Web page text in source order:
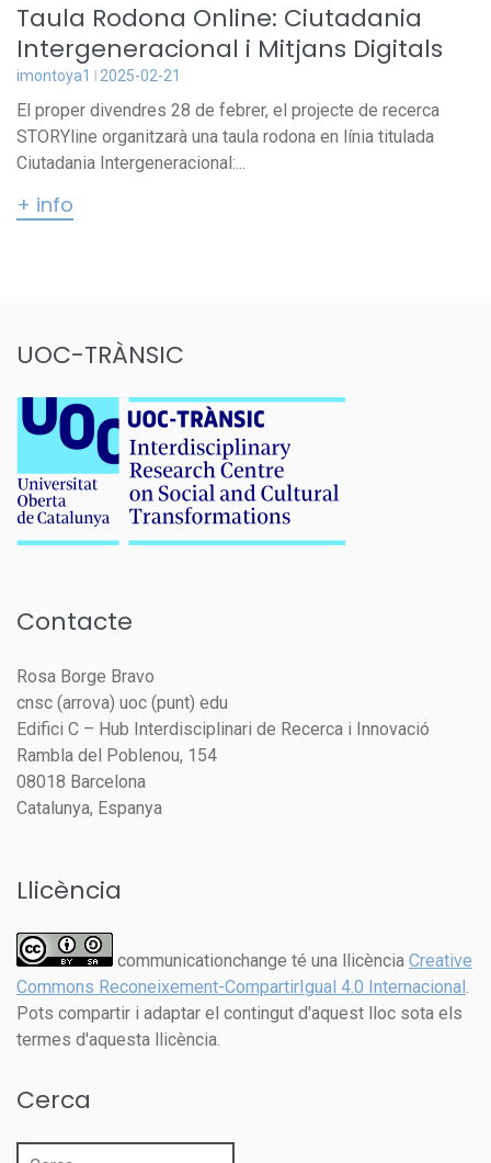
Taula Rodona Online: Ciutadania
Intergeneracional i Mitjans Digitals
imontoya1 2025-02-21
El proper divendres 28 de febrer, el projecte de recerca
STORYline organitzarà una taula rodona en línia titulada
Ciutadania Intergeneracional:...
+ info
UOC-TRÀNSIC
Contacte
Rosa Borge Bravo
cnsc (arrova) uoc (punt) edu
Edifici C – Hub Interdisciplinari de Recerca i Innovació
Rambla del Poblenou, 154
08018 Barcelona
Catalunya, Espanya
Llicència
communicationchange té una llicència Creative
Commons Reconeixement-CompartirIgual 4.0 Internacional.
Pots compartir i adaptar el contingut d'aquest lloc sota els
termes d'aquesta llicència.
Cerca
Cerca: